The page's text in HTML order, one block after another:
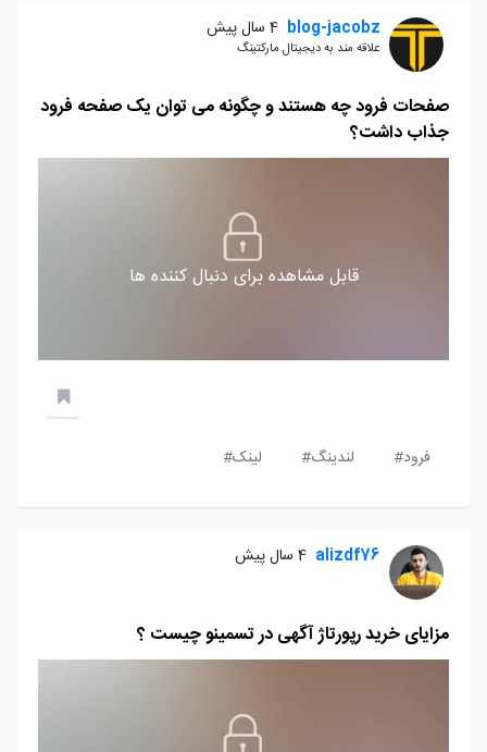
blog-jacobz 4 سال پیش
علاقه مند به دیجیتال مارکتینگ
صفحات فرود چه هستند و چگونه می توان یک صفحه فرود
جذاب داشت؟
قابل مشاهده برای دنبال کننده ها
فرود# لندینگ# لینک#
alizdf76 4 سال پیش
مزایای خرید رپورتاژ آگهی در تسمینو چیست ؟